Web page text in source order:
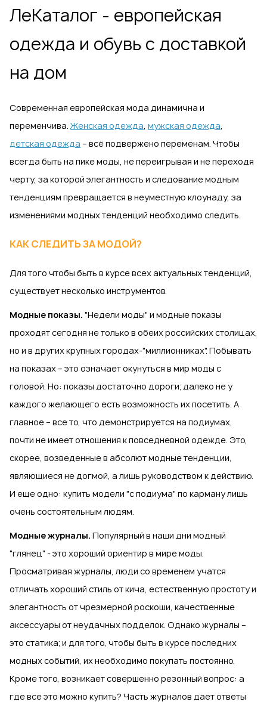
ЛеКаталог - eвропейская
одежда и обувь с доставкой
на дом
Современная европейская мода динамична и
переменчива. Женская одежда, мужская одежда,
детская одежда – всё подвержено переменам. Чтобы
всегда быть на пике моды, не переигрывая и не переходя
черту, за которой элегантность и следование модным
тенденциям превращается в неуместную клоунаду, за
изменениями модных тенденций необходимо следить.
КАК СЛЕДИТЬ ЗА МОДОЙ?
Для того чтобы быть в курсе всех актуальных тенденций,
существует несколько инструментов.
Модные показы. "Недели моды" и модные показы
проходят сегодня не только в обеих российских столицах,
но и в других крупных городах-"миллионниках". Побывать
на показах – это означает окунуться в мир моды с
головой. Но: показы достаточно дороги; далеко не у
каждого желающего есть возможность их посетить. А
главное – все то, что демонстрируется на подиумах,
почти не имеет отношения к повседневной одежде. Это,
скорее, возведенные в абсолют модные тенденции,
являющиеся не догмой, а лишь руководством к действию.
И еще одно: купить модели "с подиума" по карману лишь
очень состоятельным людям.
Модные журналы. Популярный в наши дни модный
"глянец" - это хороший ориентир в мире моды.
Просматривая журналы, люди со временем учатся
отличать хороший стиль от кича, естественную простоту и
элегантность от чрезмерной роскоши, качественные
аксессуары от неудачных подделок. Однако журналы –
это статика; и для того, чтобы быть в курсе последних
модных событий, их необходимо покупать постоянно.
Кроме того, возникает совершенно резонный вопрос: а
где все это можно купить? Часть журналов дает ответы